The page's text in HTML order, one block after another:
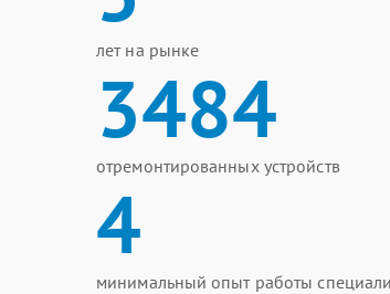
лет на рынке
3484
отремонтированных устройств
4
минимальный опыт работы